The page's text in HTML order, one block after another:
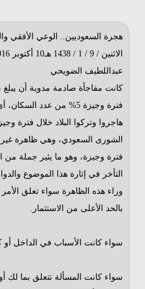
هجرة السعوديين.. الوعي الأفقي
الاثنين / 9 / 1 / 1438 هـ10 أكتوبر 2016 م 22:48
عبداللطيف الضويحي
كانت مفاجأة صادمة مدوية أن يبلغ
فترة وجيزة 5% من عدد
هاجروا وتركوا البلاد خلال
الشورى السعودي، وهي ظاهرة غير
فترة وجيزة، وهو ما يثير جملة من
التأخر في إثارة هذا الموضوع
وراء هذه الظاهرة سواء تعلق
بالحد الأعلى من الاستثمار.
سواء كانت الأسباب في الداخل أو
سواء كانت المسألة تتعلق بما لك